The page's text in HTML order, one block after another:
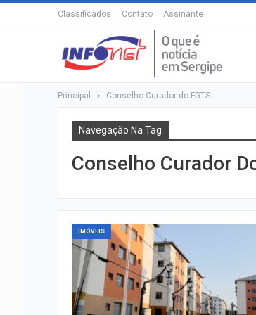
Classificados Contato Assinante
Principal Conselho Curador do FGTS
Navegação Na Tag
Conselho Curador
IMÓVEIS